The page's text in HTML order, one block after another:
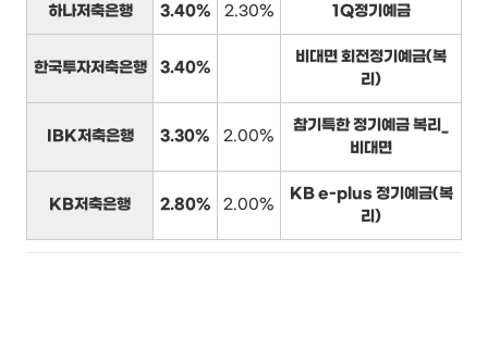
하나저축은행 3.40% 2.30% 1Q정기예금
한국투자저축은행 3.40%
비대면 회전정기예금(복
리)
IBK저축은행 3.30% 2.00%
참기특한 정기예금 복리_
비대면
KB저축은행 2.80% 2.00%
KB e-plus 정기예금(복
리)